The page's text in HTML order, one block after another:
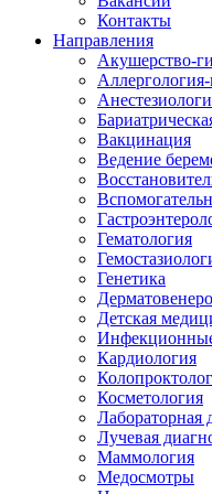
Контакты
Направления
Акушерство-
Вакцинация
Ведение
Гематология
Генетика
Детская
Кардиология
Косметология
Лабораторная
Лучевая
Маммология
Медосмотры